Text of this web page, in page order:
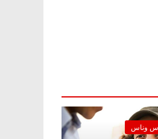
الرئيسية مصر ناس وناس